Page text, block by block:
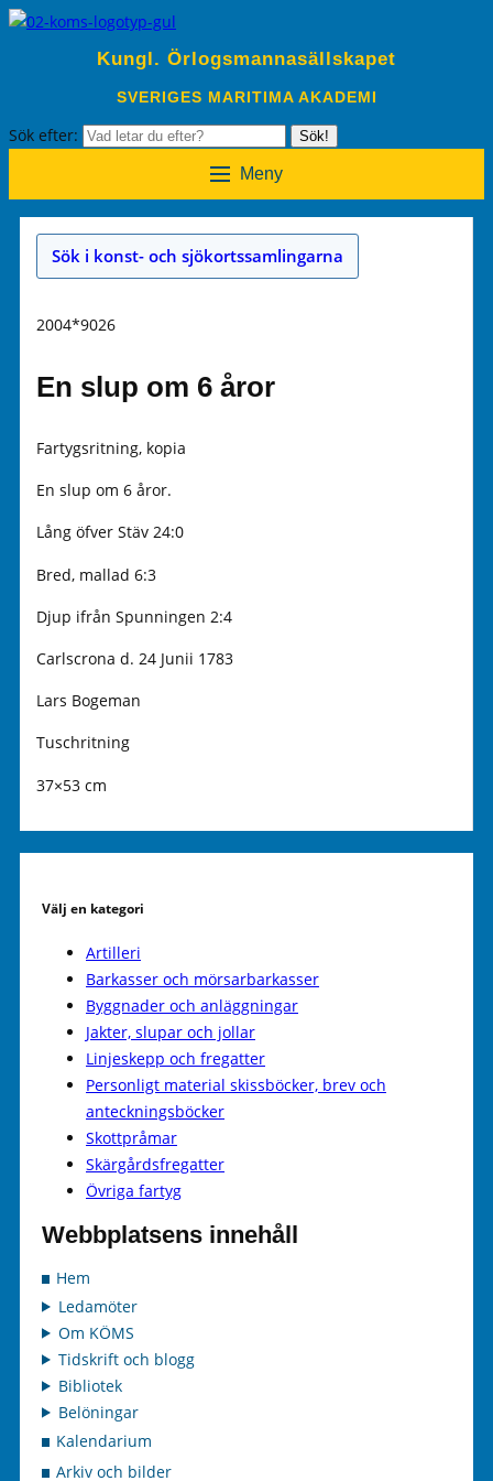
Kungl. Örlogsmannasällskapet
SVERIGES MARITIMA AKADEMI
Sök efter: Sök!
Meny
Sök i konst- och sjökortssamlingarna
2004*9026
En slup om 6 åror
Fartygsritning, kopia
En slup om 6 åror.
Lång öfver Stäv 24:0
Bred, mallad 6:3
Djup ifrån Spunningen 2:4
Carlscrona d. 24 Junii 1783
Lars Bogeman
Tuschritning
37×53 cm
Välj en kategori
Artilleri
Barkasser och mörsarbarkasser
Byggnader och anläggningar
Jakter, slupar och jollar
Linjeskepp och fregatter
Personligt material skissböcker, brev och
anteckningsböcker
Skottpråmar
Skärgårdsfregatter
Övriga fartyg
Webbplatsens innehåll
Hem
Ledamöter
Om KÖMS
Tidskrift och blogg
Bibliotek
Belöningar
Kalendarium
Arkiv och bilder